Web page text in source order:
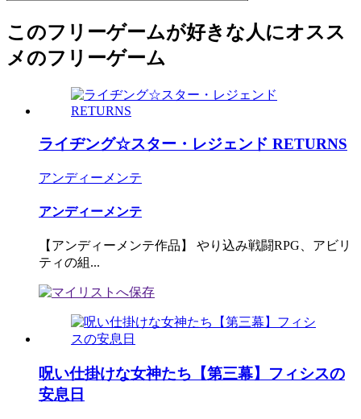
このフリーゲームが好きな人にオスス
メのフリーゲーム
ライヂング☆スター・レジェンド RETURNS
アンディーメンテ
アンディーメンテ
【アンディーメンテ作品】 やり込み戦闘RPG、アビリ
ティの組...
呪い仕掛けな女神たち【第三幕】フィシスの
安息日